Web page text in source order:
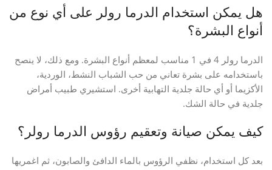
هل يمكن استخدام الدرما رولر على أي نوع من
أنواع البشرة؟
الدرما رولر 4 في 1 مناسب لمعظم أنواع البشرة. ومع ذلك، لا ينصح
باستخدامه على بشرة تعاني من حب الشباب النشط، الوردية،
الأكزيما أو أي حالة جلدية التهابية أخرى. استشيري طبيب أمراض
جلدية في حالة الشك.
كيف يمكن صيانة وتعقيم رؤوس الدرما رولر؟
بعد كل استخدام، نظفي الرؤوس بالماء الدافئ والصابون، ثم اغمريها